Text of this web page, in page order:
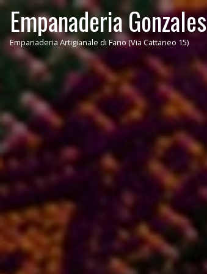
Empanaderia Gonzales
Empanaderia Artigianale di Fano (Via Cattaneo 15)